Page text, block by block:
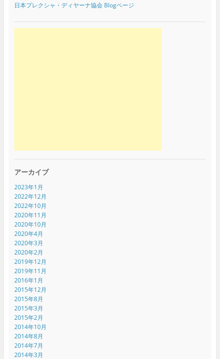
日本プレクシャ・ディヤーナ協会 Blogページ
アーカイブ
2023年1月
2022年12月
2022年10月
2020年11月
2020年10月
2020年4月
2020年3月
2020年2月
2019年12月
2019年11月
2016年1月
2015年12月
2015年8月
2015年3月
2015年2月
2014年10月
2014年8月
2014年7月
2014年3月